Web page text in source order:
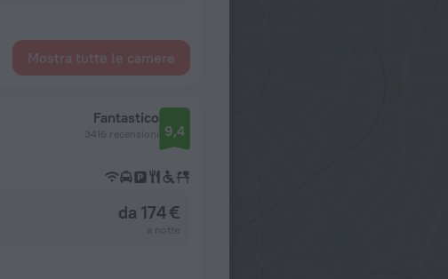
Mostra tutte le camere
Fantastico
3416 recensioni 9,4
da 174 €